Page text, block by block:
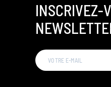
INSCRIVEZ-